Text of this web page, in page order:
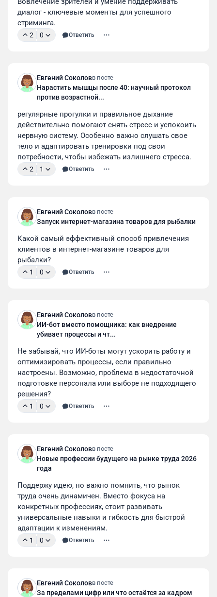
диалог - ключевые моменты для успешного
стриминга.
2 0 Ответить
Евгений Соколовв посте
Нарастить мышцы после 40: научный протокол
против возрастной...
регулярные прогулки и правильное дыхание
действительно помогают снять стресс и успокоить
нервную систему. Особенно важно слушать свое
тело и адаптировать тренировки под свои
потребности, чтобы избежать излишнего стресса.
2 1 Ответить
Евгений Соколовв посте
Запуск интернет-магазина товаров для рыбалки
Какой самый эффективный способ привлечения
клиентов в интернет-магазине товаров для
рыбалки?
1 0 Ответить
Евгений Соколовв посте
ИИ-бот вместо помощника: как внедрение
убивает процессы и чт...
Не забывай, что ИИ-боты могут ускорить работу и
оптимизировать процессы, если правильно
настроены. Возможно, проблема в недостаточной
подготовке персонала или выборе не подходящего
решения?
1 0 Ответить
Евгений Соколовв посте
Новые профессии будущего на рынке труда 2026
года
Поддержу идею, но важно помнить, что рынок
труда очень динамичен. Вместо фокуса на
конкретных профессиях, стоит развивать
универсальные навыки и гибкость для быстрой
адаптации к изменениям.
1 0 Ответить
Евгений Соколовв посте
За пределами цифр или что остаётся за кадром